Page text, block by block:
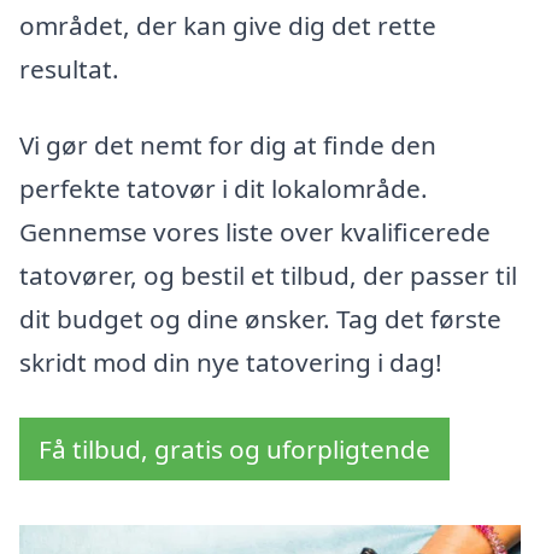
området, der kan give dig det rette
resultat.
Vi gør det nemt for dig at finde den
perfekte tatovør i dit lokalområde.
Gennemse vores liste over kvalificerede
tatovører, og bestil et tilbud, der passer til
dit budget og dine ønsker. Tag det første
skridt mod din nye tatovering i dag!
Få tilbud, gratis og uforpligtende